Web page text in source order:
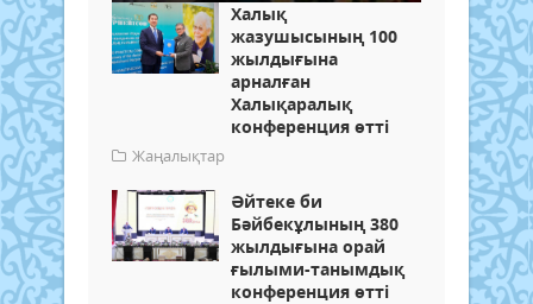
Халық
жазушысының 100
жылдығына
арналған
Халықаралық
конференция өтті
Жаңалықтар
Әйтеке би
Бәйбекұлының 380
жылдығына орай
ғылыми-танымдық
конференция өтті